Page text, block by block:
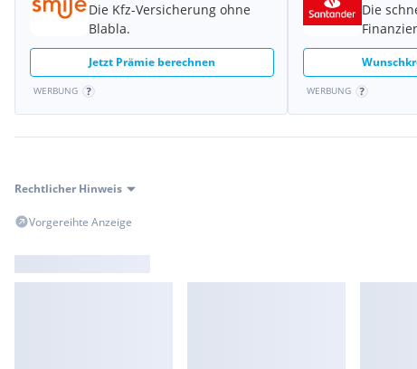
Die Kfz-Versicherung ohne
Blabla.
Jetzt Prämie berechnen
WERBUNG
Die
WERBUNG
Rechtlicher Hinweis
Vorgereihte Anzeige